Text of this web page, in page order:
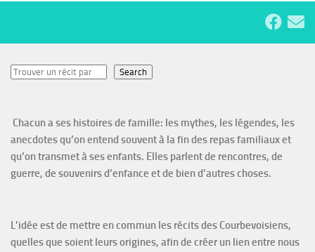
Search Search
Chacun a ses histoires de famille: les mythes, les légendes, les
anecdotes qu’on entend souvent à la fin des repas familiaux et
qu’on transmet à ses enfants. Elles parlent de rencontres, de
guerre, de souvenirs d’enfance et de bien d’autres choses.
L’idée est de mettre en commun les récits des Courbevoisiens,
quelles que soient leurs origines, afin de créer un lien entre nous